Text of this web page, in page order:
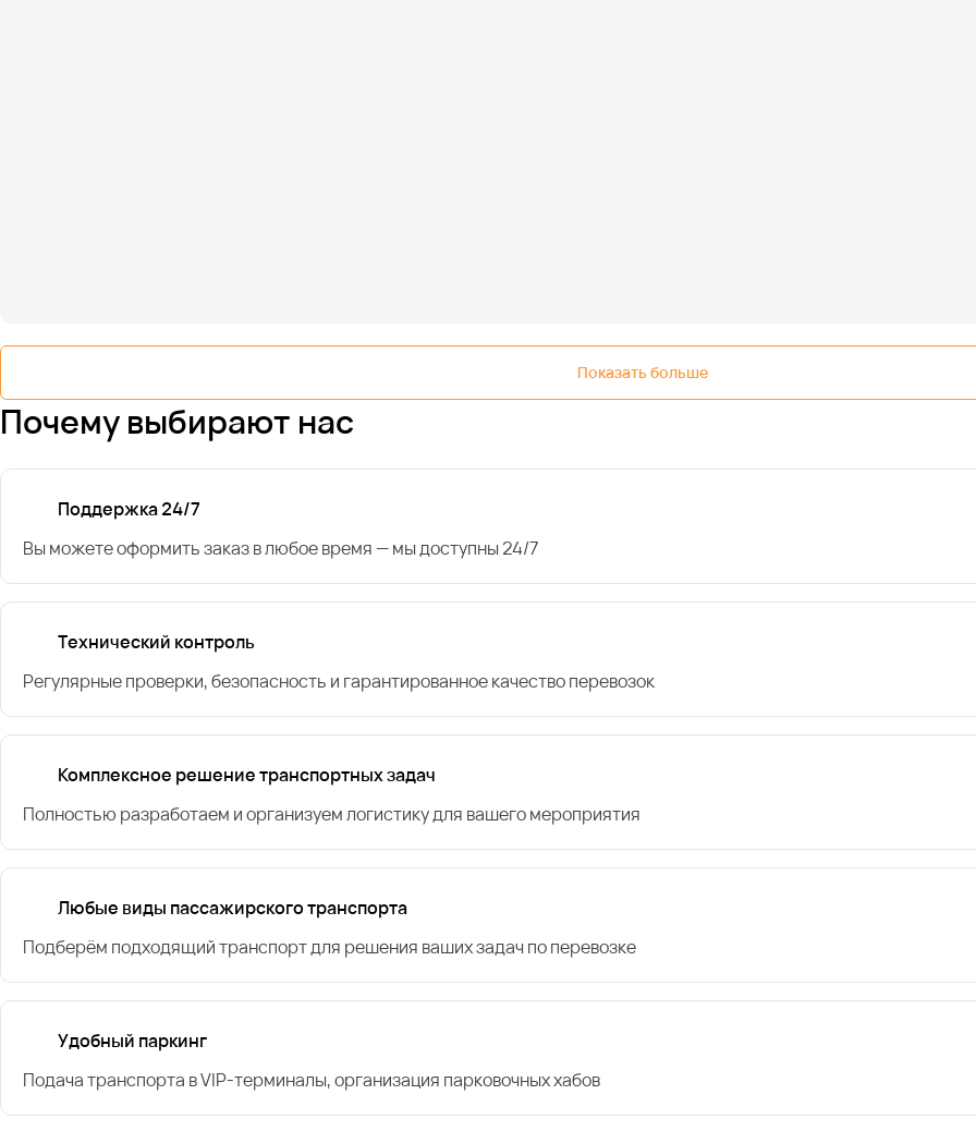
Показать больше
Почему выбирают нас
Поддержка 24/7
Вы можете оформить заказ в любое время — мы доступны 24/7
Технический контроль
Регулярные проверки, безопасность и гарантированное качество перевозок
Комплексное решение транспортных задач
Полностью разработаем и организуем логистику для вашего мероприятия
Любые виды пассажирского транспорта
Подберём подходящий транспорт для решения ваших задач по перевозке
Удобный паркинг
Подача транспорта в VIP-терминалы, организация парковочных хабов